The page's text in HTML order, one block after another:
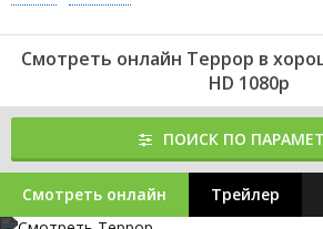
Смотреть онлайн Террор в
HD 1080p
ПОИСК ПО
Смотреть онлайн Трейлер